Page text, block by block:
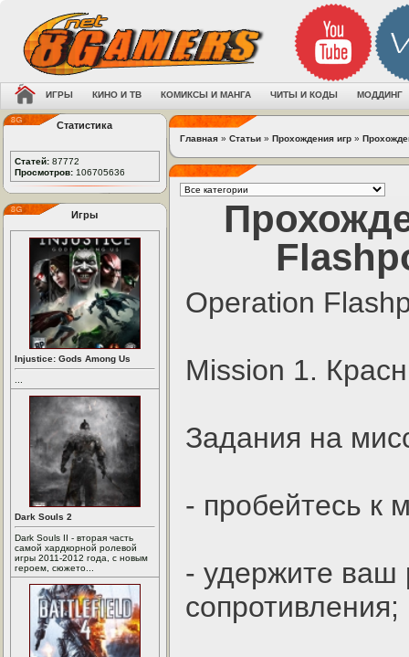
ИГРЫ КИНО И ТВ КОМИКСЫ И МАНГА ЧИТЫ И КОДЫ МОДДИНГ
Статистика
Статей: 87772
Просмотров: 106705636
Игры
Injustice: Gods Among Us
Dark Souls 2
Dark Souls II - вторая часть
самой хардкорной ролевой
игры 2011-2012 года, с новым
героем, сюжето...
Главная » Статьи » Прохождения игр »
Operation
Mission 1.
Задания на
- пробейтесь к
- удержите ваш
сопротивления;